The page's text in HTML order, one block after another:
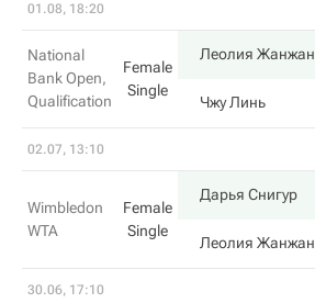
01.08, 18:20
National
Bank Open,
Qualification
Female
Single
Леолия Жанжан
Чжу Линь
02.07, 13:10
Wimbledon
WTA
Female
Single
Дарья Снигур
Леолия Жанжан
30.06, 17:10